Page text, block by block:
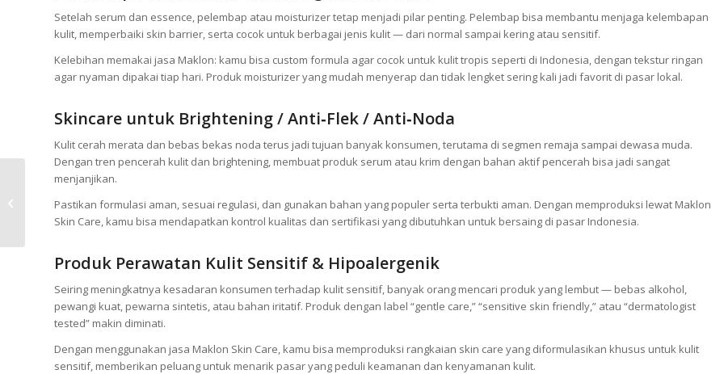
Setelah serum dan essence, pelembap atau moisturizer tetap menjadi pilar penting. Pelembap bisa membantu menjaga kelembapan
kulit, memperbaiki skin barrier, serta cocok untuk berbagai jenis kulit — dari normal sampai kering atau sensitif.
Kelebihan memakai jasa Maklon: kamu bisa custom formula agar cocok untuk kulit tropis seperti di Indonesia, dengan tekstur ringan
agar nyaman dipakai tiap hari. Produk moisturizer yang mudah menyerap dan tidak lengket sering kali jadi favorit di pasar lokal.
Skincare untuk Brightening / Anti‑Flek / Anti‑Noda
Kulit cerah merata dan bebas bekas noda terus jadi tujuan banyak konsumen, terutama di segmen remaja sampai dewasa muda.
Dengan tren pencerah kulit dan brightening, membuat produk serum atau krim dengan bahan aktif pencerah bisa jadi sangat
menjanjikan.
Pastikan formulasi aman, sesuai regulasi, dan gunakan bahan yang populer serta terbukti aman. Dengan memproduksi lewat Maklon
Skin Care, kamu bisa mendapatkan kontrol kualitas dan sertifikasi yang dibutuhkan untuk bersaing di pasar Indonesia.
Produk Perawatan Kulit Sensitif & Hipoalergenik
Seiring meningkatnya kesadaran konsumen terhadap kulit sensitif, banyak orang mencari produk yang lembut — bebas alkohol,
pewangi kuat, pewarna sintetis, atau bahan iritatif. Produk dengan label “gentle care,” “sensitive skin friendly,” atau “dermatologist
tested” makin diminati.
Dengan menggunakan jasa Maklon Skin Care, kamu bisa memproduksi rangkaian skin care yang diformulasikan khusus untuk kulit
sensitif, memberikan peluang untuk menarik pasar yang peduli keamanan dan kenyamanan kulit.
Produk Kecantikan: 8
Strategi Packaging dan
Promosi Efektif!